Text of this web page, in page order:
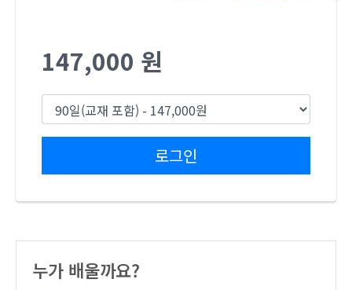
147,000 원
로그인
누가 배울까요?